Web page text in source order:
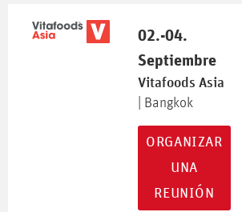
02.-04.
Septiembre
Vitafoods Asia
| Bangkok
ORGANIZAR
UNA
REUNIÓN